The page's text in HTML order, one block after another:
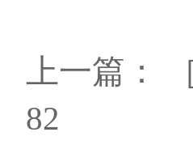
上一篇：
82